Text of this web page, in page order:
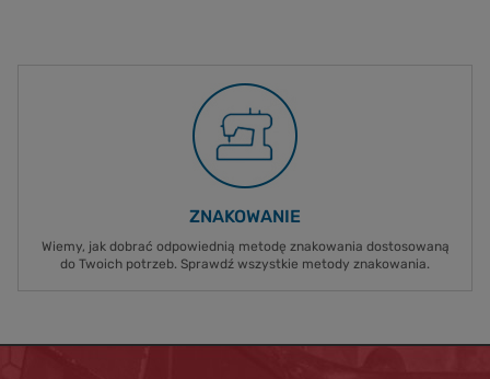
ZNAKOWANIE
Wiemy, jak dobrać odpowiednią metodę znakowania dostosowaną
do Twoich potrzeb. Sprawdź wszystkie metody znakowania.